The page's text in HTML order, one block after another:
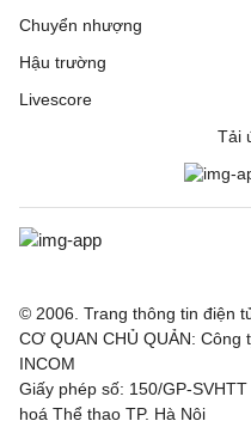
Chuyển nhượng
Hậu trường
Livescore
Tải
© 2006. Trang thông tin điện
CƠ QUAN CHỦ QUẢN:
INCOM
Giấy phép số: 150/GP-
hoá Thể thao TP. Hà Nội